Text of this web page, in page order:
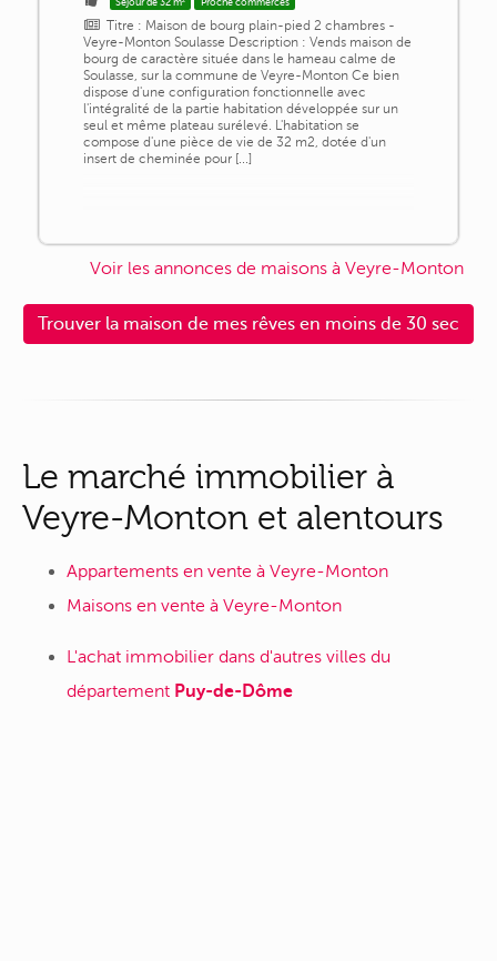
Titre : Maison de bourg plain-pied 2 chambres -
Veyre-Monton Soulasse Description : Vends maison de
bourg de caractère située dans le hameau calme de
Soulasse, sur la commune de Veyre-Monton Ce bien
dispose d'une configuration fonctionnelle avec
l'intégralité de la partie habitation développée sur un
seul et même plateau surélevé. L'habitation se
compose d'une pièce de vie de 32 m2, dotée d'un
insert de cheminée pour [...]
Voir les annonces de maisons à Veyre-Monton
Trouver la maison de mes rêves en moins de 30 sec
Le marché immobilier à
Veyre-Monton et alentours
Appartements en vente à Veyre-Monton
Maisons en vente à Veyre-Monton
L'achat immobilier dans d'autres villes du
département Puy-de-Dôme